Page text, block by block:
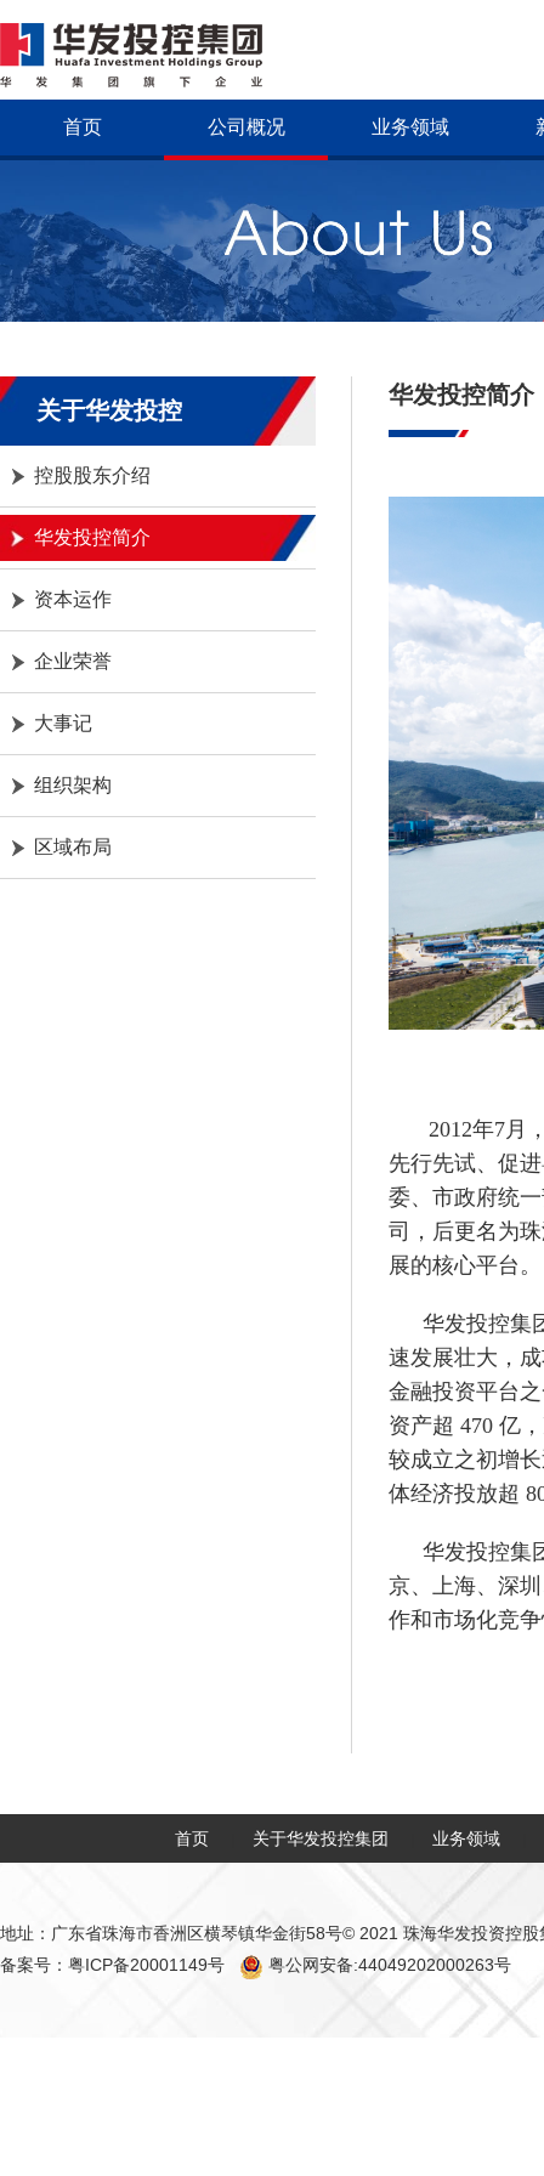
首页 公司概况 业务领域
关于华发投控
控股股东介绍
华发投控简介
资本运作
企业荣誉
大事记
组织架构
区域布局
华发投控简介
2012年7月
先行先试、促
委、市政府统
司，后更名为
展的核心平台。
华发投控集
速发展壮大，
金融投资平台
资产超 470 亿
较成立之初增
体经济投放超
华发投控集
京、上海、深
作和市场化竞
首页 关于华发投控集团 业务领域
地址：广东省珠海市香洲区横琴镇华金街58号© 2021 珠海华发投资控
备案号：粤ICP备20001149号
粤公网安备:44049202000263号